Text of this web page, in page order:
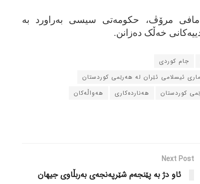
مافی مرۆڤ، حکومه‌تی سیسی به‌راورد به‌
خه‌ڵک ده‌زانن.
جام کوردی
ئیسلامی ئێران له‌ هه‌رێمی کوردستان
کوردستان هه‌نارده‌کاری هه‌واڵه‌کان
Next Post
ئاو دژ به‌ پێنجه‌م شێرپه‌نجه‌ی به‌ربڵاوی جیهان